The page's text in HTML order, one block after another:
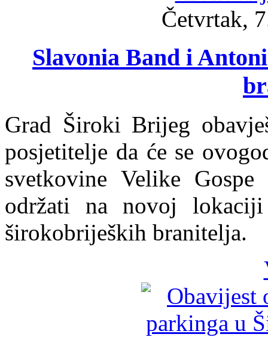
Četvrtak,
Slavonia Band i
Grad Široki Brijeg
posjetitelje da će se
svetkovine Velike
održati na novoj
širokobrijeških branitelja.